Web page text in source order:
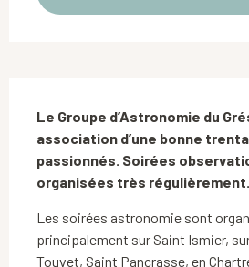
Le Groupe d’Astronomie du
association d’une bonne
passionnés. Soirées
organisées très régulièrement.
Les soirées astronomie sont
principalement sur Saint Ismier,
Touvet, Saint Pancrasse, en